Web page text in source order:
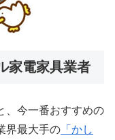
家電家具業者
、今一番おすすめの
界最大手の 「かし